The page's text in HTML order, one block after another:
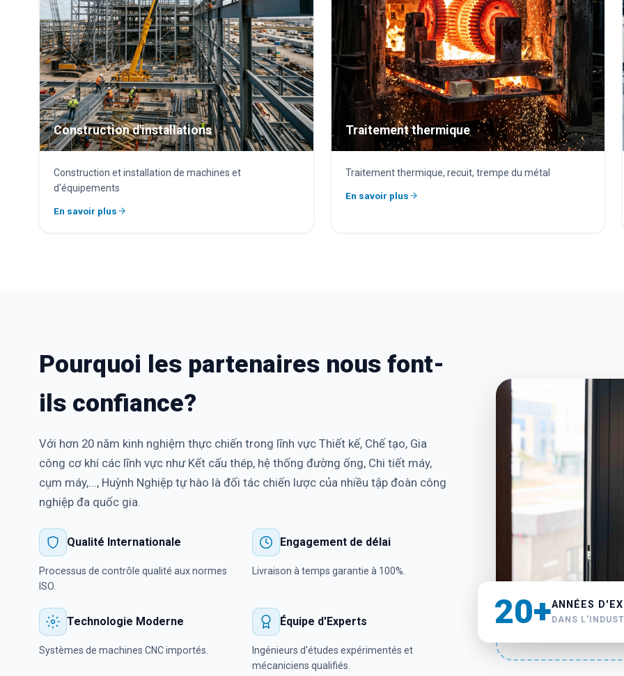
Construction d'installations
Construction et installation de machines et
d'équipements
En savoir plus
Traitement thermique
Traitement thermique, recuit, trempe du métal
En savoir plus
Pourquoi les partenaires nous font-
ils confiance?
Với hơn 20 năm kinh nghiệm thực chiến trong lĩnh vực Thiết kế, Chế tạo, Gia
công cơ khí các lĩnh vực như Kết cấu thép, hệ thống đường ống, Chi tiết máy,
cụm máy,..., Huỳnh Nghiệp tự hào là đối tác chiến lược của nhiều tập đoàn công
nghiệp đa quốc gia.
Qualité Internationale
Processus de contrôle qualité aux normes
ISO.
Engagement de délai
Livraison à temps garantie à 100%.
Technologie Moderne
Systèmes de machines CNC importés.
Équipe d'Experts
Ingénieurs d'études expérimentés et
mécaniciens qualifiés.
20+ANNÉES
DANS